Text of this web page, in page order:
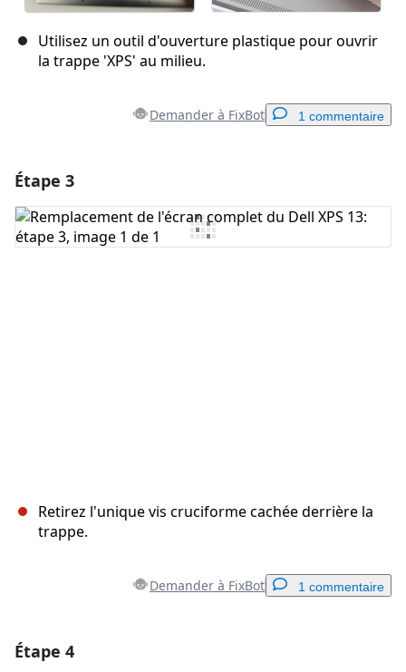
Utilisez un outil d'ouverture plastique pour ouvrir
la trappe 'XPS' au milieu.
Demander à FixBot 1 commentaire
Ajouter un commentaire
Étape 3
Retirez l'unique vis cruciforme cachée derrière la
trappe.
Demander à FixBot 1 commentaire
Étape 4